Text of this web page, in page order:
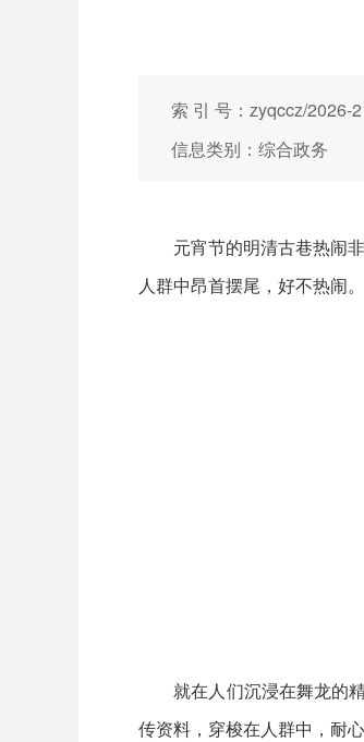
索 引 号：zyqccz/2026-
信息类别：综合政务
元宵节的明清古巷热闹非
人群中昂首摆尾，好不热闹。
就在人们沉浸在舞龙的精
传资料，穿梭在人群中，耐